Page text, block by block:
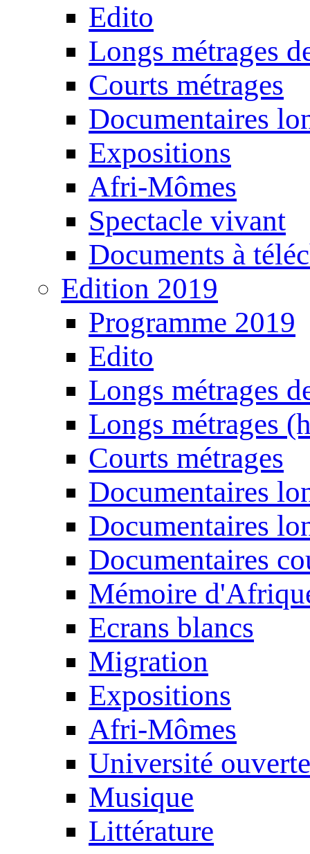
Edito
Longs métrages
Courts métrages
Documentaires
Expositions
Afri-Mômes
Spectacle vivant
Documents à
Edition 2019
Programme 2019
Edito
Longs métrages
Longs métrages
Courts métrages
Documentaires
Documentaires
Documentaires
Mémoire
Ecrans blancs
Migration
Expositions
Afri-Mômes
Université ouverte
Musique
Littérature